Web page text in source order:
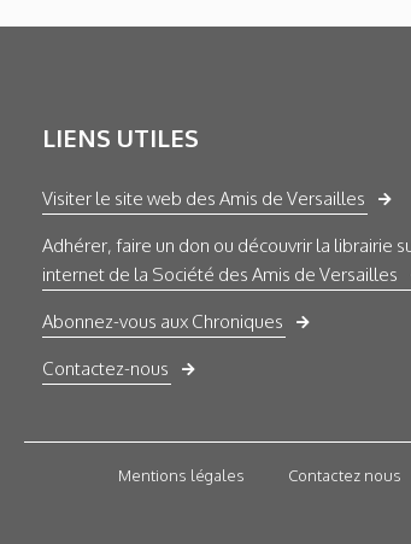
LIENS UTILES
Visiter le site web des Amis de Versailles
Adhérer, faire un don ou découvrir la librairie
internet de la Société des Amis de Versailles
Abonnez-vous aux Chroniques
Contactez-nous
Mentions légales Contactez nous